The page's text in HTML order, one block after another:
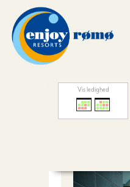
Vis ledighed